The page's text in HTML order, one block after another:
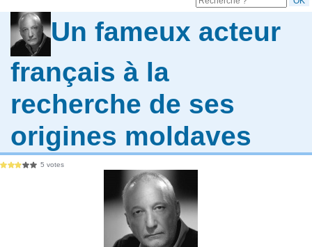
Un fameux acteur
français à la
recherche de ses
origines moldaves
5 votes